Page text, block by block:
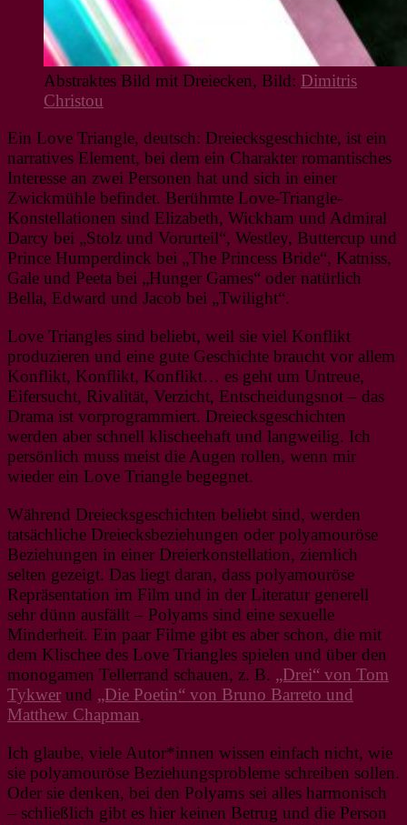
Abstraktes Bild mit Dreiecken, Bild: Dimitris
Christou
Ein Love Triangle, deutsch: Dreiecksgeschichte, ist ein
narratives Element, bei dem ein Charakter romantisches
Interesse an zwei Personen hat und sich in einer
Zwickmühle befindet. Berühmte Love-Triangle-
Konstellationen sind Elizabeth, Wickham und Admiral
Darcy bei „Stolz und Vorurteil“, Westley, Buttercup und
Prince Humperdinck bei „The Princess Bride“, Katniss,
Gale und Peeta bei „Hunger Games“ oder natürlich
Bella, Edward und Jacob bei „Twilight“.
Love Triangles sind beliebt, weil sie viel Konflikt
produzieren und eine gute Geschichte braucht vor allem
Konflikt, Konflikt, Konflikt… es geht um Untreue,
Eifersucht, Rivalität, Verzicht, Entscheidungsnot – das
Drama ist vorprogrammiert. Dreiecksgeschichten
werden aber schnell klischeehaft und langweilig. Ich
persönlich muss meist die Augen rollen, wenn mir
wieder ein Love Triangle begegnet.
Während Dreiecksgeschichten beliebt sind, werden
tatsächliche Dreiecksbeziehungen oder polyamouröse
Beziehungen in einer Dreierkonstellation, ziemlich
selten gezeigt. Das liegt daran, dass polyamouröse
Repräsentation im Film und in der Literatur generell
sehr dünn ausfällt – Polyams sind eine sexuelle
Minderheit. Ein paar Filme gibt es aber schon, die mit
dem Klischee des Love Triangles spielen und über den
monogamen Tellerrand schauen, z. B. „Drei“ von Tom
Tykwer und „Die Poetin“ von Bruno Barreto und
Matthew Chapman.
Ich glaube, viele Autor*innen wissen einfach nicht, wie
sie polyamouröse Beziehungsprobleme schreiben sollen.
Oder sie denken, bei den Polyams sei alles harmonisch
– schließlich gibt es hier keinen Betrug und die Person